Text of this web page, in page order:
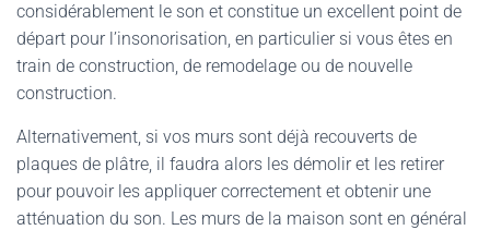
considérablement le son et constitue un excellent point de
départ pour l’insonorisation, en particulier si vous êtes en
train de construction, de remodelage ou de nouvelle
construction.
Alternativement, si vos murs sont déjà recouverts de
plaques de plâtre, il faudra alors les démolir et les retirer
pour pouvoir les appliquer correctement et obtenir une
atténuation du son. Les murs de la maison sont en général